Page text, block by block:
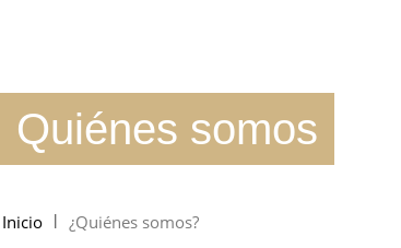
Quiénes somos
Inicio l ¿Quiénes somos?